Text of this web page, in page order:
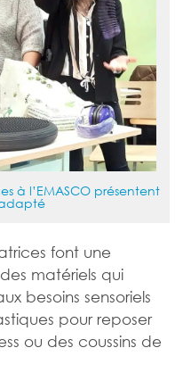
à l’EMASCO présentent
font une
matériels qui
besoins sensoriels
pour reposer
ou des coussins de